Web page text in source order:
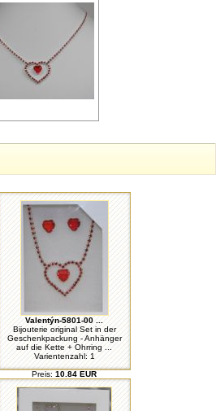
Valentýn-5801-00 ...
Bijouterie original Set in der
Geschenkpackung - Anhänger
auf die Kette + Ohrring ...
Varientenzahl: 1
Preis: 10.84 EUR